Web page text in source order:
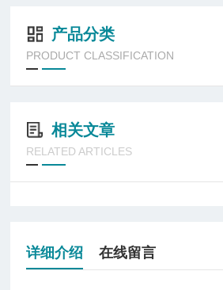
产品分类
PRODUCT CLASSIFICATION
相关文章
RELATED ARTICLES
详细介绍 在线留言